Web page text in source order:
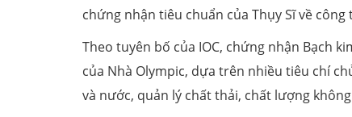
chứng nhận tiêu chuẩn của Thụy Sĩ về
Theo tuyên bố của IOC, chứng nhận Bạch
của Nhà Olympic, dựa trên nhiều tiêu chí
và nước, quản lý chất thải, chất lượng